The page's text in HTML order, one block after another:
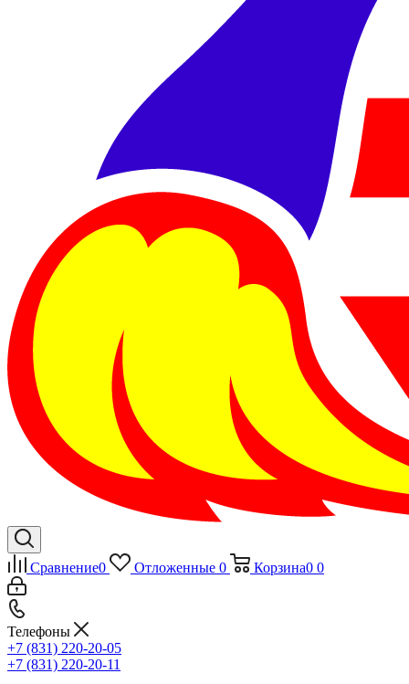
Сравнение0 Отложенные 0 Корзина0 0
Телефоны
+7 (831) 220-20-05
+7 (831) 220-20-11